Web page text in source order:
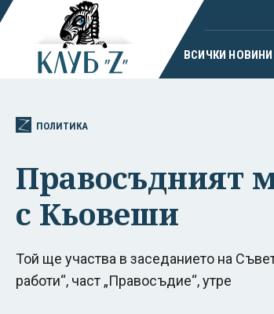
ВСИЧКИ НОВИНИ
ПОЛИТИКА
Правосъдният
с Кьовеши
Той ще участва в заседанието на
работи“, част „Правосъдие“, утре